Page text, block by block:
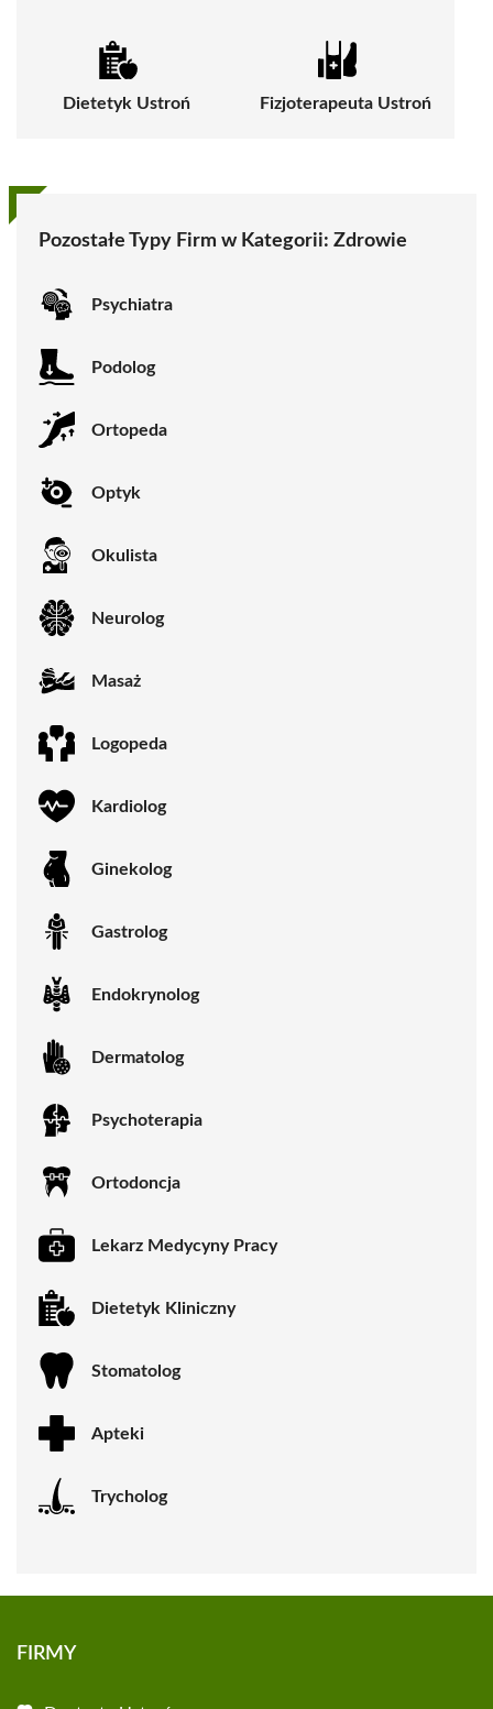
Dietetyk Ustroń Fizjoterapeuta Ustroń
Pozostałe Typy Firm w Kategorii: Zdrowie
Psychiatra
Podolog
Ortopeda
Optyk
Okulista
Neurolog
Masaż
Logopeda
Kardiolog
Ginekolog
Gastrolog
Endokrynolog
Dermatolog
Psychoterapia
Ortodoncja
Lekarz Medycyny Pracy
Dietetyk Kliniczny
Stomatolog
Apteki
Trycholog
FIRMY